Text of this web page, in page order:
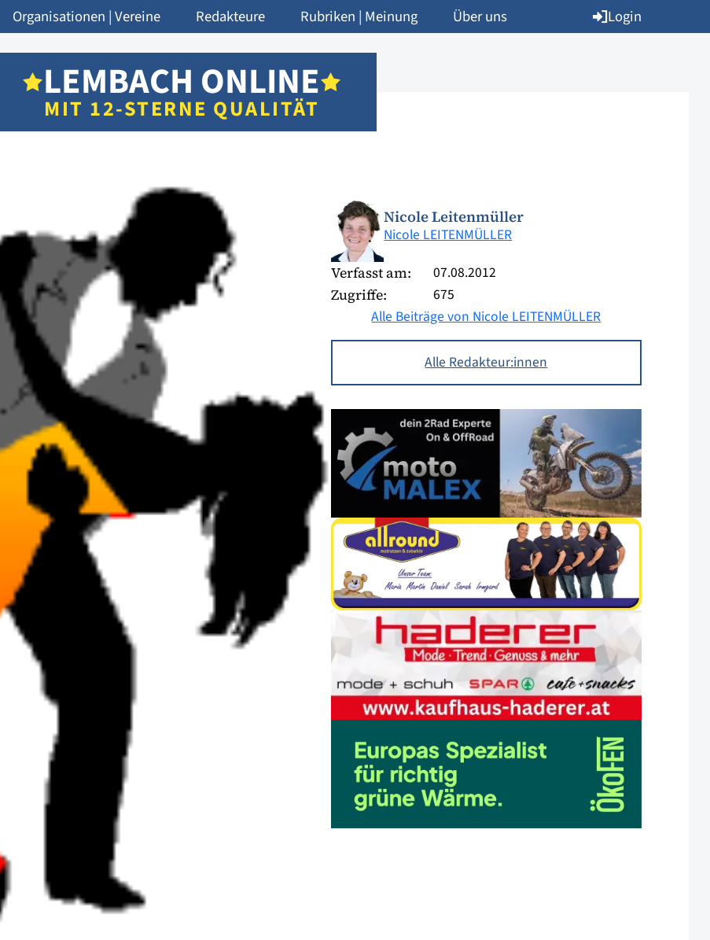
Organisationen | Vereine Redakteure Rubriken | Meinung Über uns Login
LEMBACH ONLINE
MIT 12-STERNE QUALITÄT
Nicole Leitenmüller
Nicole LEITENMÜLLER
Verfasst am: 07.08.2012
Zugriffe:
675
Alle Beiträge von Nicole LEITENMÜLLER
Alle Redakteur:innen